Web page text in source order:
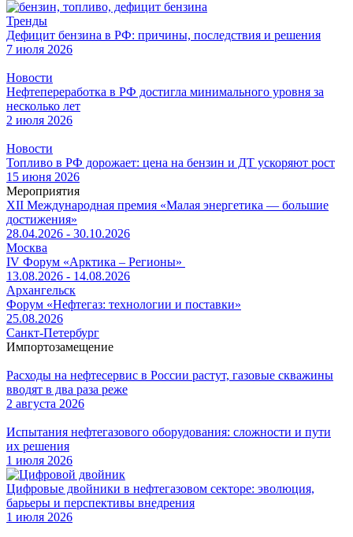
Тренды
Дефицит бензина в РФ: причины, последствия и решения
7 июля 2026
Новости
Нефтепереработка в РФ достигла минимального уровня за
несколько лет
2 июля 2026
Новости
Топливо в РФ дорожает: цена на бензин и ДТ ускоряют рост
15 июня 2026
Мероприятия
XII Международная премия «Малая энергетика — большие
достижения»
28.04.2026 - 30.10.2026
Москва
IV Форум «Арктика – Регионы»
13.08.2026 - 14.08.2026
Архангельск
Форум «Нефтегаз: технологии и поставки»
25.08.2026
Санкт-Петербург
Импортозамещение
Расходы на нефтесервис в России растут, газовые скважины
вводят в два раза реже
2 августа 2026
Испытания нефтегазового оборудования: сложности и пути
их решения
1 июля 2026
Цифровые двойники в нефтегазовом секторе: эволюция,
барьеры и перспективы внедрения
1 июля 2026